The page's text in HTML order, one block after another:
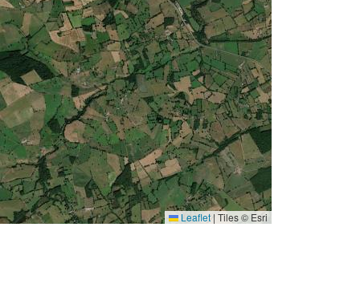
Leaflet | Tiles © Esri